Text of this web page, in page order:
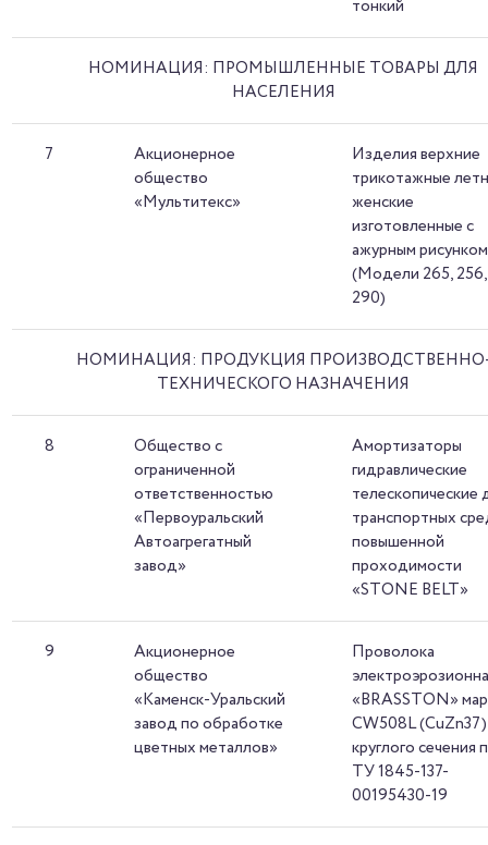
тонкий
НОМИНАЦИЯ: ПРОМЫШЛЕННЫЕ ТОВАРЫ ДЛЯ
НАСЕЛЕНИЯ
7
Акционерное
общество
«Мультитекс»
Изделия верхние
трикотажные
женские
изготовленные с
ажурным рисунком
(Модели 265,
290)
НОМИНАЦИЯ: ПРОДУКЦИЯ
ТЕХНИЧЕСКОГО НАЗНАЧЕНИЯ
8
Общество с
ограниченной
ответственностью
«Первоуральский
Автоагрегатный
завод»
Амортизаторы
гидравлические
телескопические
транспортных
повышенной
проходимости
«STONE BELT»
9
Акционерное
общество
«Каменск-Уральский
завод по обработке
цветных металлов»
Проволока
«BRASSTON»
CW508L (CuZn37)
круглого сечения
ТУ 1845-137-
00195430-19